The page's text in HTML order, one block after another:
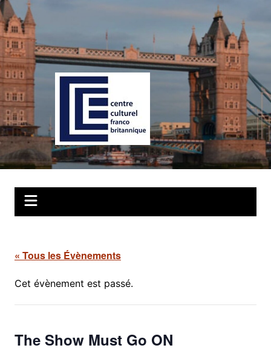
Aller
au
contenu
« Tous les Évènements
Cet évènement est passé.
The Show Must Go ON